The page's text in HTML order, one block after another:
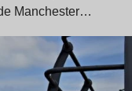
Manchester…